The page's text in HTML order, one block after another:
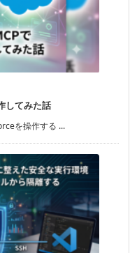
してみた話
を操作する ...